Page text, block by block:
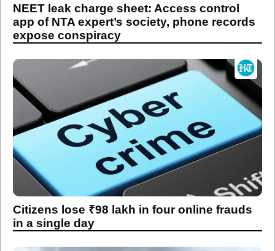
NEET leak charge sheet: Access control
app of NTA expert’s society, phone records
expose conspiracy
Citizens lose ₹98 lakh in four online frauds
in a single day